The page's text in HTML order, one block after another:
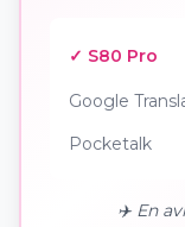
✓ S80 Pro
Google
Pocketalk
✈️ En